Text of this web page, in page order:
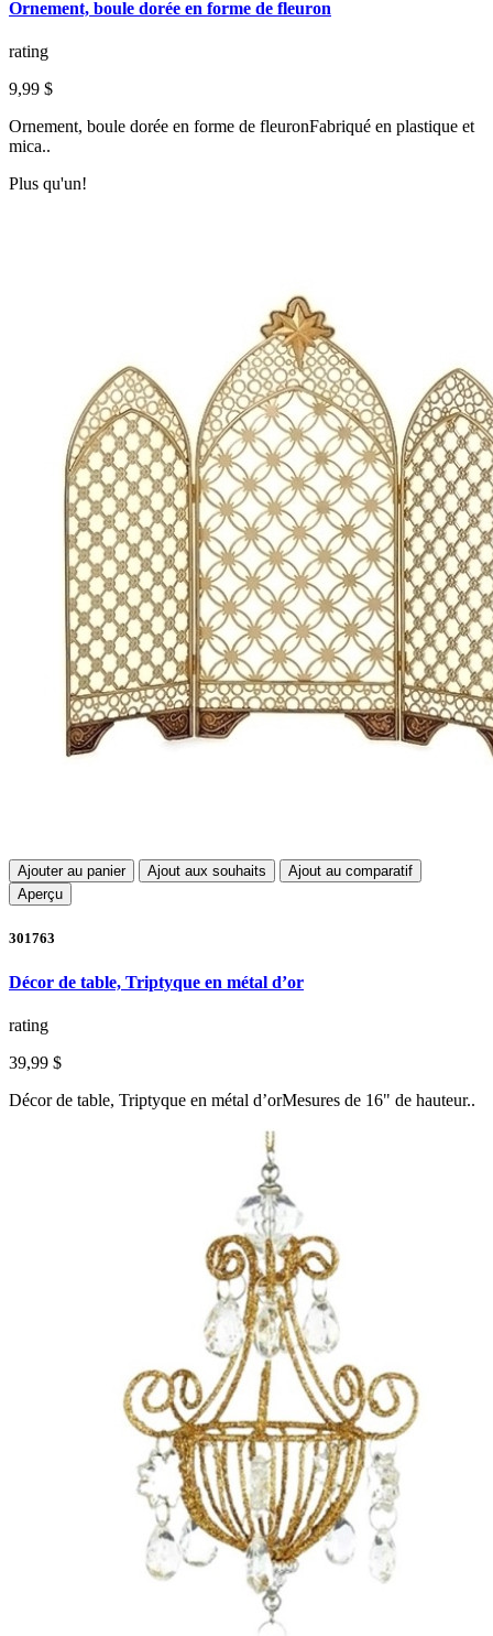
Ornement, boule dorée en forme de fleuron
rating
9,99 $
Ornement, boule dorée en forme de fleuronFabriqué en plastique et
mica..
Plus qu'un!
Ajouter au panier Ajout aux souhaits
Ajout au comparatif
Aperçu
301763
Décor de table, Triptyque en métal d’or
rating
39,99 $
Décor de table, Triptyque en métal d’orMesures de 16" de hauteur..